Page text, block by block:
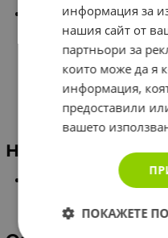
Cetyl Dimethicone,
Sulfate, Ascorbyl
Parfum
Ethylhexylglycerin,
Sodium Lactate,
Glycerin, PEG-30
Acetate,
Начин на
Нанасяйте върху
веднъж или два пъти
баня или душ.
информация за
нашия сайт от
партньори за
които може да я
информация,
предоставили
вашето
ПОКАЖЕТЕ